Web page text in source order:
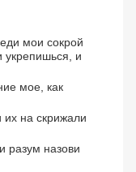
мои сокрой
и
мое, как
на скрижали
разум назови